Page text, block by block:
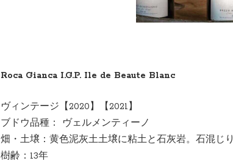
Roca Gianca I.G.P. Ile de Beaute Blanc
ヴィンテージ【2020】【2021】
ブドウ品種： ヴェルメンティーノ
畑・土壌：黄色泥灰土土壌に粘土と石灰岩。石混じ
樹齢：13年